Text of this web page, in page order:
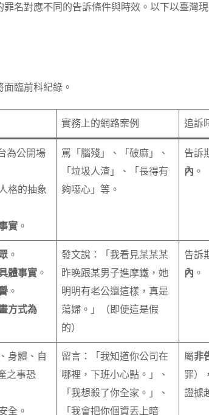
名對應不同的告訴條件與時效。以下以臺灣
臨前科紀錄。
實務上的網路案例 追訴
為公開場
格的抽象
實 。
罵「腦殘」、「破麻」、
「垃圾人渣」、「長得有
夠噁心」等。
告訴
內 。
。
體事實 。
。
方式為
發文說：「我看見某某某
昨晚跟某男子進摩鐵，她
明明有老公還這樣，真是
蕩婦。」（即便這是假
的）
告訴
內 。
身體、自
之事恐
全。
留言：「我知道你公司在
哪裡，下班小心點。」、
「我想殺了你全家。」、
「我會把你個資丟上暗
屬非
罪）
證據